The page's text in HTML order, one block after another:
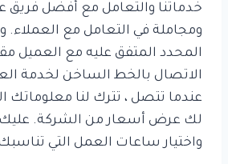
خدماتنا والتعامل مع أفضل فريق
ومجاملة في التعامل مع العملاء.
المحدد المتفق عليه مع العميل
الاتصال بالخط الساخن لخدمة
عندما تتصل ، تترك لنا معلوماتك
لك عرض أسعار من الشركة. عليك
واختيار ساعات العمل التي